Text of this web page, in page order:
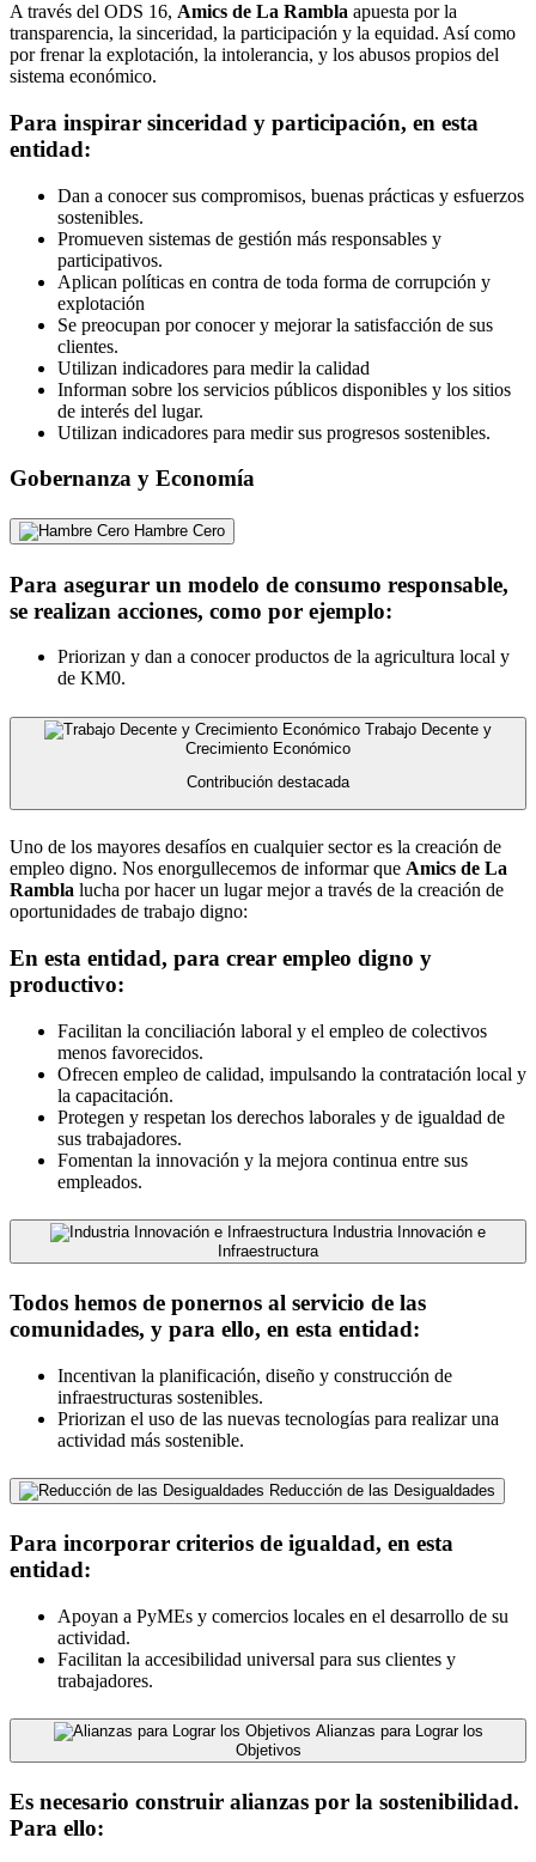
A través del ODS 16, Amics de La Rambla apuesta por la
transparencia, la sinceridad, la participación y la equidad. Así como
por frenar la explotación, la intolerancia, y los abusos propios del
sistema económico.
Para inspirar sinceridad y participación, en esta
entidad:
Dan a conocer sus compromisos, buenas prácticas y esfuerzos
sostenibles.
Promueven sistemas de gestión más responsables y
participativos.
Aplican políticas en contra de toda forma de corrupción y
explotación
Se preocupan por conocer y mejorar la satisfacción de sus
clientes.
Utilizan indicadores para medir la calidad
Informan sobre los servicios públicos disponibles y los sitios
de interés del lugar.
Utilizan indicadores para medir sus progresos sostenibles.
Gobernanza y Economía
Hambre Cero
Para asegurar un modelo de consumo responsable,
se realizan acciones, como por ejemplo:
Priorizan y dan a conocer productos de la agricultura local y
de KM0.
Trabajo Decente y
Crecimiento Económico
Contribución destacada
Uno de los mayores desafíos en cualquier sector es la creación de
empleo digno. Nos enorgullecemos de informar que Amics de La
Rambla lucha por hacer un lugar mejor a través de la creación de
oportunidades de trabajo digno:
En esta entidad, para crear empleo digno y
productivo:
Facilitan la conciliación laboral y el empleo de colectivos
menos favorecidos.
Ofrecen empleo de calidad, impulsando la contratación local y
la capacitación.
Protegen y respetan los derechos laborales y de igualdad de
sus trabajadores.
Fomentan la innovación y la mejora continua entre sus
empleados.
Industria Innovación e
Infraestructura
Todos hemos de ponernos al servicio de las
comunidades, y para ello, en esta entidad:
Incentivan la planificación, diseño y construcción de
infraestructuras sostenibles.
Priorizan el uso de las nuevas tecnologías para realizar una
actividad más sostenible.
Reducción de las Desigualdades
Para incorporar criterios de igualdad, en esta
entidad:
Apoyan a PyMEs y comercios locales en el desarrollo de su
actividad.
Facilitan la accesibilidad universal para sus clientes y
trabajadores.
Alianzas para Lograr los
Objetivos
Es necesario construir alianzas por la sostenibilidad.
Para ello: